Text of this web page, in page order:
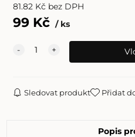
81.82 Kč bez DPH
99Kč ks
Sledovat produkt Přidat
Popis